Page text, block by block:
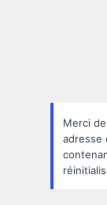
oublié
Merci
adresse